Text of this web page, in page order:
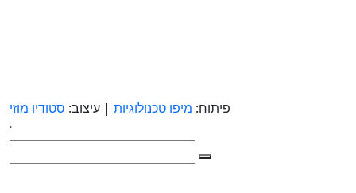
פיתוח: מיפו טכנולוגיות | עיצוב: סטודיו מוזי
.